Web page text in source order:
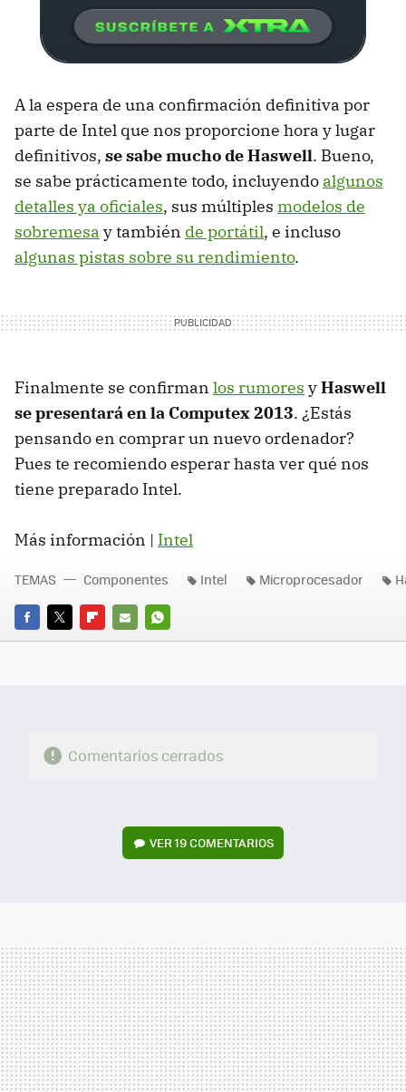
A la espera de una confirmación definitiva por
parte de Intel que nos proporcione hora y lugar
definitivos, se sabe mucho de Haswell. Bueno,
se sabe prácticamente todo, incluyendo algunos
detalles ya oficiales, sus múltiples modelos de
sobremesa y también de portátil, e incluso
algunas pistas sobre su rendimiento.
Finalmente se confirman los rumores yHaswell
se presentará en la Computex 2013. ¿Estás
pensando en comprar un nuevo ordenador?
Pues te recomiendo esperar hasta ver qué nos
tiene preparado Intel.
Más información | Intel
FACEBOOK
TWITTERFLIPBOARD
E-
WHATSAPP
TEMAS Componentes Intel Microprocesador
Comentarios cerrados
VER19 COMENTARIOS